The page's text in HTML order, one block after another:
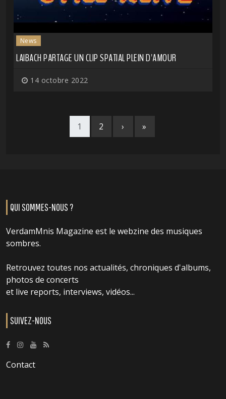
News
LAIBACH PARTAGE UN CLIP SPATIAL PLEIN D'AMOUR
14 octobre 2022
1 2 › »
QUI SOMMES-NOUS ?
VerdamMnis Magazine est le webzine des musiques
sombres.
Retrouvez toutes nos actualités, chroniques d'albums,
photos de concerts
et live reports, interviews, vidéos...
SUIVEZ-NOUS
Contact